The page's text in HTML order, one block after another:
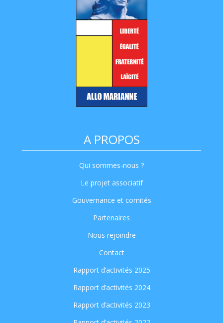
A PROPOS
Qui sommes-nous ?
Le projet associatif
Gouvernance et comités
Partenaires
Nous rejoindre
Contact
Rapport d’activités 2025
Rapport d’activités 2024
Rapport d’activités 2023